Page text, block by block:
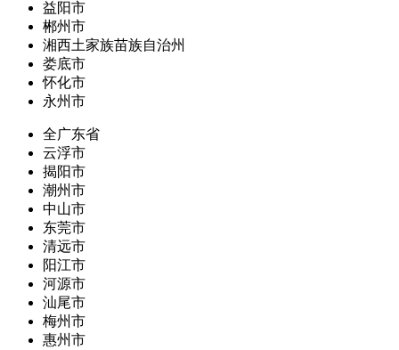
益阳市
郴州市
湘西土家族苗族自治州
娄底市
怀化市
永州市
全广东省
云浮市
揭阳市
潮州市
中山市
东莞市
清远市
阳江市
河源市
汕尾市
梅州市
惠州市